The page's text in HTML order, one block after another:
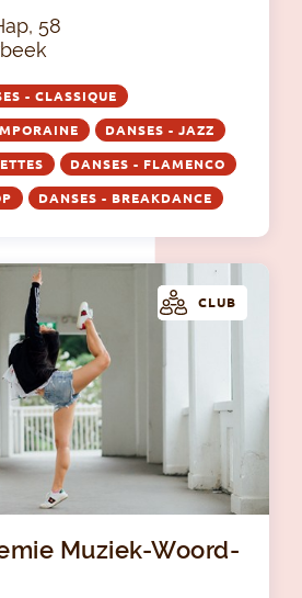
58
- CLASSIQUE
DANSES - JAZZ
DANSES - FLAMENCO
DANSES - BREAKDANCE
CLUB
Muziek-Woord-